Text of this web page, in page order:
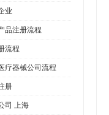
业
品注册流程
流程
疗器械公司流程
册
司 上海